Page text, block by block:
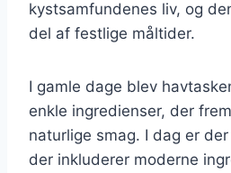
kystsamfundenes liv, og
del af festlige måltider.
I gamle dage blev
enkle ingredienser, der
naturlige smag. I dag er
der inkluderer moderne